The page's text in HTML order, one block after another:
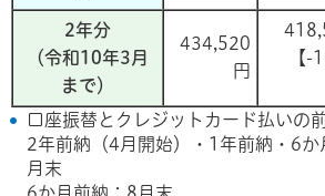
2年分
（令和10年3月
まで）
434,520
円
【-
口座振替とクレジットカード払いの
2年前納（4月開始）・1年前納・6か
月末